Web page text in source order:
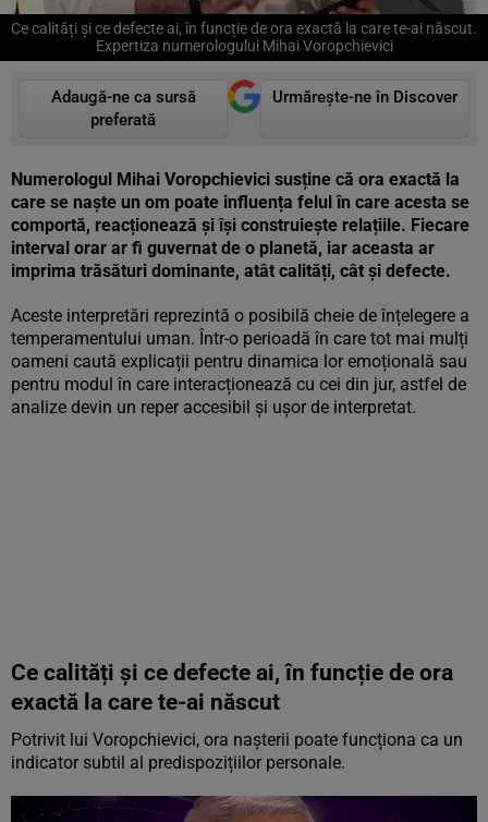
Ce calități și ce defecte ai, în funcție de ora exactă la care te-ai născut.
Expertiza numerologului Mihai Voropchievici
Adaugă-ne ca sursă
preferată
Urmărește-ne în Discover
Numerologul Mihai Voropchievici susține că ora exactă la
care se naște un om poate influența felul în care acesta se
comportă, reacționează și își construiește relațiile. Fiecare
interval orar ar fi guvernat de o planetă, iar aceasta ar
imprima trăsături dominante, atât calități, cât și defecte.
Aceste interpretări reprezintă o posibilă cheie de înțelegere a
temperamentului uman. Într-o perioadă în care tot mai mulți
oameni caută explicații pentru dinamica lor emoțională sau
pentru modul în care interacționează cu cei din jur, astfel de
analize devin un reper accesibil și ușor de interpretat.
Ce calități și ce defecte ai, în funcție de ora
exactă la care te-ai născut
Potrivit lui Voropchievici, ora nașterii poate funcționa ca un
indicator subtil al predispozițiilor personale.